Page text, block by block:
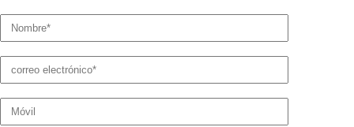
relación